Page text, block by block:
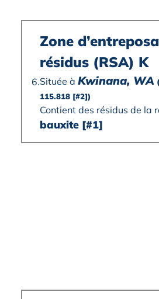
6.
Zone
résidus (RSA) K
Située à Kwinana, WA
115.818 [#2])
Contient des résidus de la
bauxite [#1]